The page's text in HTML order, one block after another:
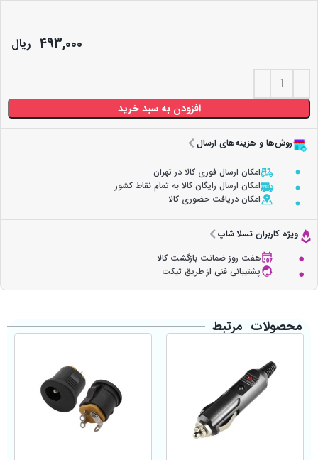
493,000 ریال
افزودن به سبد خرید
روش‌ها و هزینه‌های ارسال
امکان ارسال فوری کالا در تهران
امکان ارسال رایگان کالا به تمام نقاط کشور
امکان دریافت حضوری کالا
ویژه کاربران تسلا شاپ
هفت روز ضمانت بازگشت کالا
پشتیبانی فنی از طریق تیکت
محصولات مرتبط